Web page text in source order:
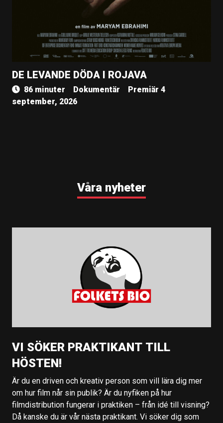
DE LEVANDE DÖDA I ROJAVA
86 minuter Dokumentär
Premiär 4
september, 2026
Våra nyheter
VI SÖKER PRAKTIKANT TILL
HÖSTEN!
Är du en driven och kreativ person som vill lära dig mer
om hur film når sin publik? Är du nyfiken på hur
filmdistribution fungerar i praktiken – från idé till visning?
Då kanske du är vår nästa praktikant. Vi söker dig som